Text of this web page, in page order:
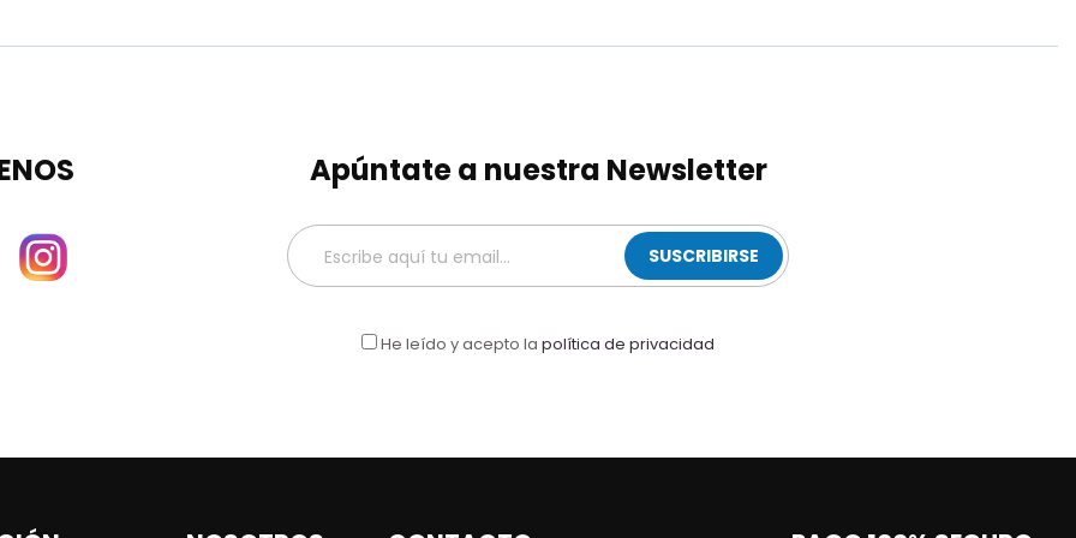
Apúntate a nuestra Newsletter
SUSCRIBIRSE
He leído y acepto la política de privacidad